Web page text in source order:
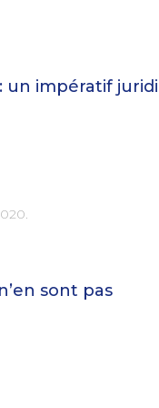
un impératif
.
sont pas